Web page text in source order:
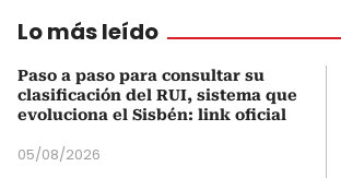
Lo más leído
Paso a paso para consultar su
clasificación del RUI, sistema que
evoluciona el Sisbén: link oficial
05/08/2026